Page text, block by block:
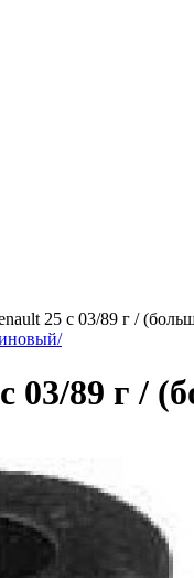
25 с 03/89 г /
03/89 г /